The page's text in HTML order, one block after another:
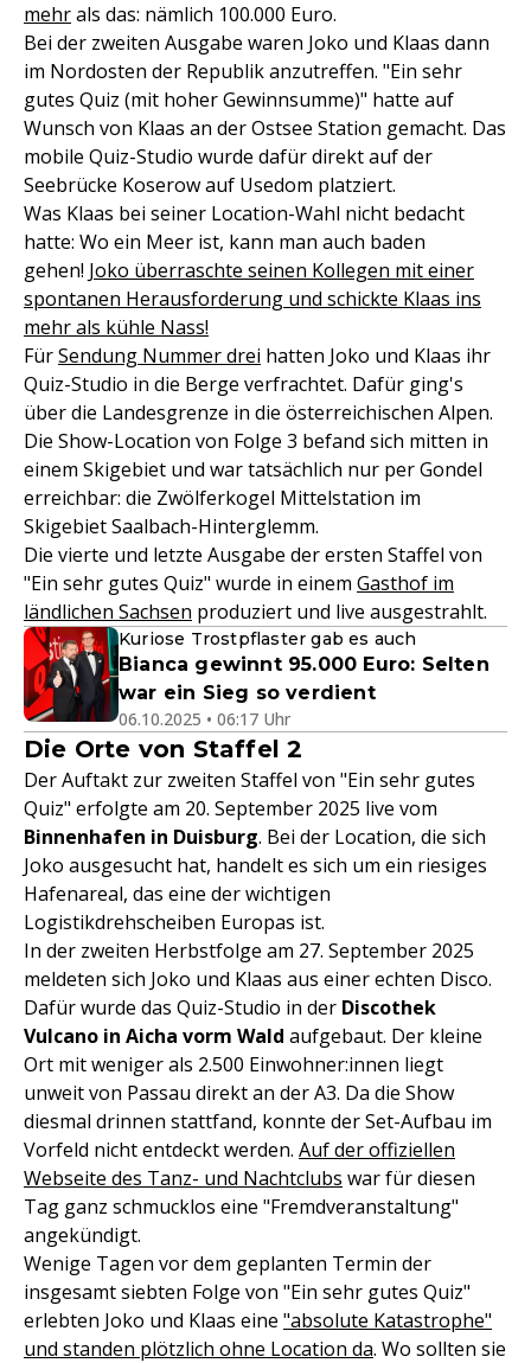
mehrals das: nämlich 100.000 Euro.
Bei der zweiten Ausgabe waren Joko und Klaas dann
im Nordosten der Republik anzutreffen. "Ein sehr
gutes Quiz (mit hoher Gewinnsumme)" hatte auf
Wunsch von Klaas an der Ostsee Station gemacht. Das
mobile Quiz-Studio wurde dafür direkt auf der
Seebrücke Koserow auf Usedom platziert.
Was Klaas bei seiner Location-Wahl nicht bedacht
hatte: Wo ein Meer ist, kann man auch baden
gehen! Joko überraschte seinen Kollegen mit einer
spontanen Herausforderung und schickte Klaas ins
mehr als kühle Nass!
FürSendung Nummer drei hatten Joko und Klaas ihr
Quiz-Studio in die Berge verfrachtet. Dafür ging's
über die Landesgrenze in die österreichischen Alpen.
Die Show-Location von Folge 3 befand sich mitten in
einem Skigebiet und war tatsächlich nur per Gondel
erreichbar: die Zwölferkogel Mittelstation im
Skigebiet Saalbach-Hinterglemm.
Die vierte und letzte Ausgabe der ersten Staffel von
"Ein sehr gutes Quiz" wurde in einem Gasthof im
ländlichen Sachsen produziert und live ausgestrahlt.
Kuriose Trostpflaster gab es auch
Bianca gewinnt 95.000 Euro: Selten
war ein Sieg so verdient
06.10.2025 • 06:17 Uhr
Die Orte von Staffel 2
Der Auftakt zur zweiten Staffel von "Ein sehr gutes
Quiz" erfolgte am 20. September 2025 live vom
Binnenhafen in Duisburg. Bei der Location, die sich
Joko ausgesucht hat, handelt es sich um ein riesiges
Hafenareal, das eine der wichtigen
Logistikdrehscheiben Europas ist.
In der zweiten Herbstfolge am 27. September 2025
meldeten sich Joko und Klaas aus einer echten Disco.
Dafür wurde das Quiz-Studio in der Discothek
Vulcano in Aicha vorm Wald aufgebaut. Der kleine
Ort mit weniger als 2.500 Einwohner:innen liegt
unweit von Passau direkt an der A3. Da die Show
diesmal drinnen stattfand, konnte der Set-Aufbau im
Vorfeld nicht entdeckt werden. Auf der offiziellen
Webseite des Tanz- und Nachtclubs war für diesen
Tag ganz schmucklos eine "Fremdveranstaltung"
angekündigt.
Wenige Tagen vor dem geplanten Termin der
insgesamt siebten Folge von "Ein sehr gutes Quiz"
erlebten Joko und Klaas eine "absolute Katastrophe"
und standen plötzlich ohne Location da. Wo sollten sie